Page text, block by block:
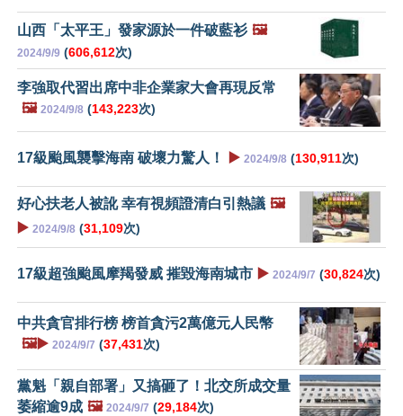
山西「太平王」發家源於一件破藍衫 🖼️
2024/9/9 (606,612次)
李強取代習出席中非企業家大會再現反常
🖼️ 2024/9/8 (143,223次)
17級颱風襲擊海南 破壞力驚人！ ▶️ 2024/9/8 (130,911次)
好心扶老人被訛 幸有視頻證清白引熱議 🖼️
▶️ 2024/9/8 (31,109次)
17級超強颱風摩羯發威 摧毀海南城市 ▶️ 2024/9/7 (30,824次)
中共貪官排行榜 榜首貪污2萬億元人民幣
🖼️▶️ 2024/9/7 (37,431次)
黨魁「親自部署」又搞砸了！北交所成交量
萎縮逾9成 🖼️ 2024/9/7 (29,184次)